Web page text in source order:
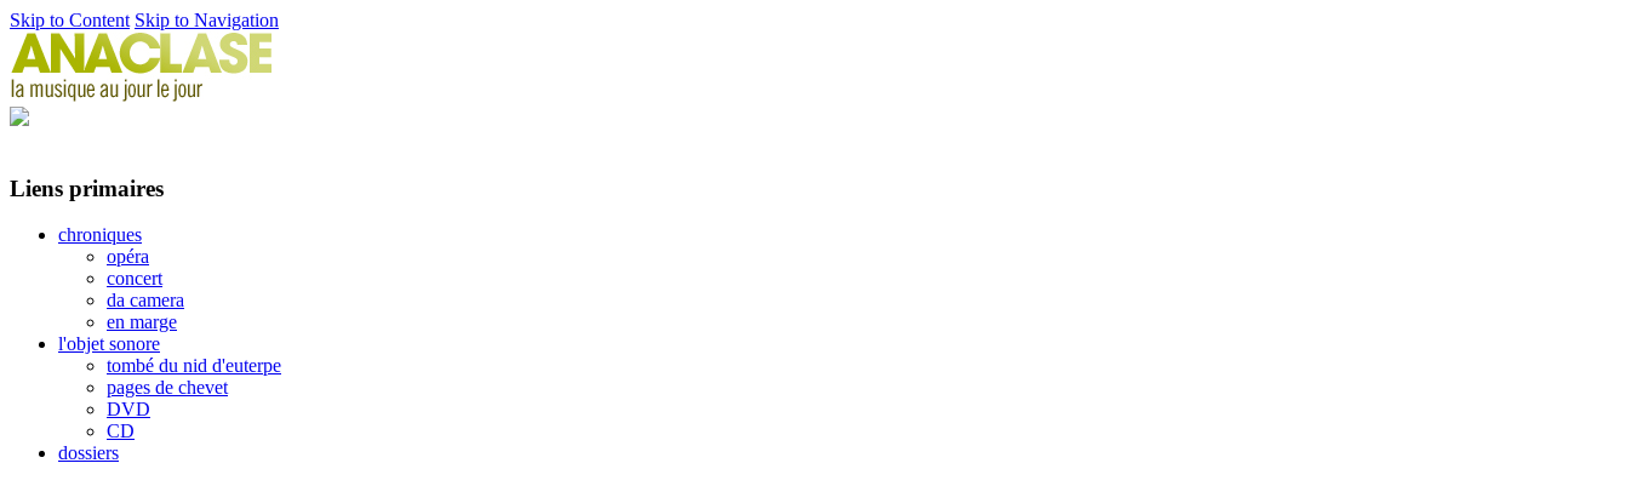
Skip to Content Skip to Navigation
Liens primaires
chroniques
opéra
concert
da camera
en marge
l'objet sonore
tombé du nid d'euterpe
pages de chevet
DVD
CD
dossiers